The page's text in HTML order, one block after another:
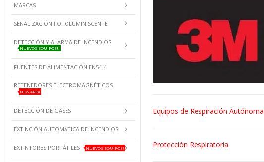
Equipos de Respiración Autónoma
Protección Respiratoria
MARCAS
SEÑALIZACIÓN FOTOLUMINISCENTE
DETECCIÓN Y ALARMA DE INCENDIOS
NUEVOS EQUIPOS!!
FUENTES DE ALIMENTACIÓN EN54-4
RETENEDORES ELECTROMAGNÉTICOS
NEW AREA
DETECCIÓN DE GASES
EXTINCIÓN AUTOMÁTICA DE INCENDIOS
EXTINTORES PORTÁTILES NUEVOS EQUIPOS!